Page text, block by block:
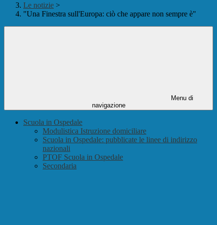
Le notizie >
"Una Finestra sull'Europa: ciò che appare non sempre è"
Menu di
navigazione
Scuola in Ospedale
Modulistica Istruzione domiciliare
Scuola in Ospedale: pubblicate le linee di indirizzo
nazionali
PTOF Scuola in Ospedale
Secondaria